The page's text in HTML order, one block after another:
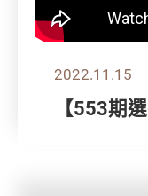
2022.11.15
【553期